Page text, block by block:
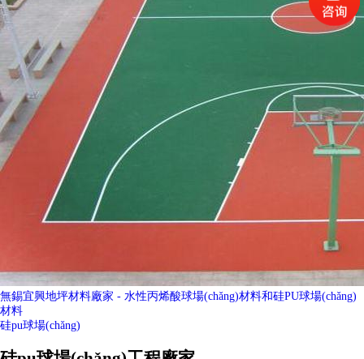
無錫宜興地坪材料廠家 - 水性丙烯酸球場(chǎng)材料和硅PU球場(chǎng)
材料
硅pu球場(chǎng)